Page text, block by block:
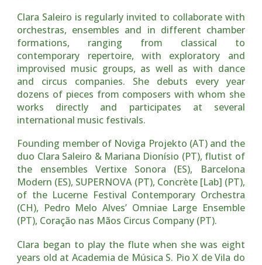
Clara Saleiro is regularly invited to collaborate with
orchestras, ensembles and in different chamber
formations, ranging from classical to
contemporary repertoire, with exploratory and
improvised music groups, as well as with dance
and circus companies. She debuts every year
dozens of pieces from composers with whom she
works directly and participates at several
international music festivals.
Founding member of Noviga Projekto (AT) and the
duo Clara Saleiro & Mariana Dionísio (PT), flutist of
the ensembles Vertixe Sonora (ES), Barcelona
Modern (ES), SUPERNOVA (PT), Concrète [Lab] (PT),
of the Lucerne Festival Contemporary Orchestra
(CH), Pedro Melo Alves’ Omniae Large Ensemble
(PT), Coração nas Mãos Circus Company (PT).
Clara began to play the flute when she was eight
years old at Academia de Música S. Pio X de Vila do